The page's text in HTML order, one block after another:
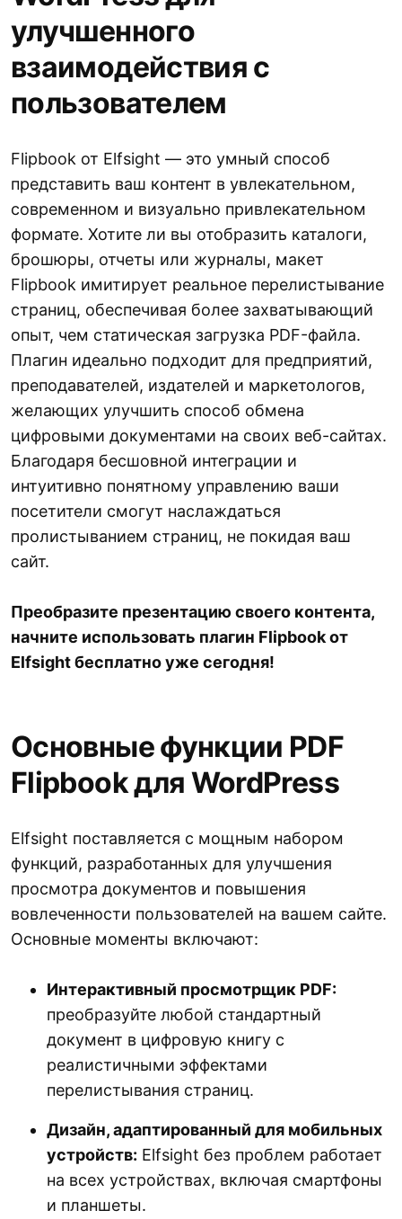
улучшенного
взаимодействия с
пользователем
Flipbook от Elfsight — это умный способ
представить ваш контент в увлекательном,
современном и визуально привлекательном
формате. Хотите ли вы отобразить каталоги,
брошюры, отчеты или журналы, макет
Flipbook имитирует реальное перелистывание
страниц, обеспечивая более захватывающий
опыт, чем статическая загрузка PDF-файла.
Плагин идеально подходит для предприятий,
преподавателей, издателей и маркетологов,
желающих улучшить способ обмена
цифровыми документами на своих веб-сайтах.
Благодаря бесшовной интеграции и
интуитивно понятному управлению ваши
посетители смогут наслаждаться
пролистыванием страниц, не покидая ваш
сайт.
Преобразите презентацию своего контента,
начните использовать плагин Flipbook от
Elfsight бесплатно уже сегодня!
Основные функции PDF
Flipbook для WordPress
Elfsight поставляется с мощным набором
функций, разработанных для улучшения
просмотра документов и повышения
вовлеченности пользователей на вашем сайте.
Основные моменты включают:
Интерактивный просмотрщик PDF:
преобразуйте любой стандартный
документ в цифровую книгу с
реалистичными эффектами
перелистывания страниц.
Дизайн, адаптированный для мобильных
устройств: Elfsight без проблем работает
на всех устройствах, включая смартфоны
и планшеты.